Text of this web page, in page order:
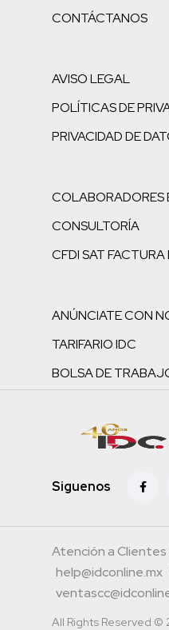
CONTÁCTANOS
AVISO LEGAL
POLÍTICAS DE
PRIVACIDAD DE
COLABORADORES
CONSULTORÍA
CFDI SAT FACTURA
ANÚNCIATE CON
TARIFARIO IDC
BOLSA DE
Siguenos
Atención a
help@idconline.mx
All Rights Reserved ©